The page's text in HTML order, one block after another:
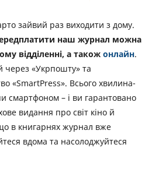
зайвий раз виходити з дому.
наш журнал можна
відділенні, а також онлайн.
через «Укрпошту» та
«SmartPress». Всього хвилина-
смартфоном – і ви гарантовано
видання про світ кіно й
в книгарнях журнал вже
вдома та насолоджуйтеся